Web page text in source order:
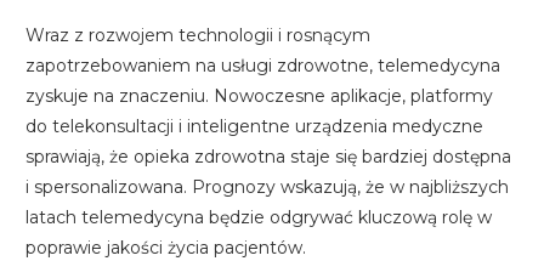
Wraz z rozwojem technologii i rosnącym
zapotrzebowaniem na usługi zdrowotne, telemedycyna
zyskuje na znaczeniu. Nowoczesne aplikacje, platformy
do telekonsultacji i inteligentne urządzenia medyczne
sprawiają, że opieka zdrowotna staje się bardziej dostępna
i spersonalizowana. Prognozy wskazują, że w najbliższych
latach telemedycyna będzie odgrywać kluczową rolę w
poprawie jakości życia pacjentów.